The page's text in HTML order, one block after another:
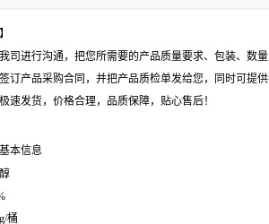
司进行沟通，把您所需要的产品质量要求、包装、数
订产品采购合同，并把产品质检单发给您，同时可提
速发货，价格合理，品质保障，贴心售后！
本信息
桶